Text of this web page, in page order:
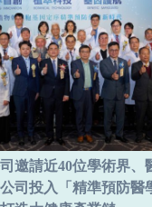
邀請近40位學術界、
司投入「精準預防醫